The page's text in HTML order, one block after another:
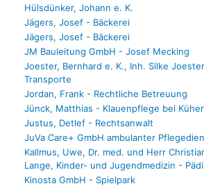
Hülsdünker, Johann e. K.
Jägers, Josef - Bäckerei
Jägers, Josef - Bäckerei
JM Bauleitung GmbH - Josef Mecking
Joester, Bernhard e. K., Inh. Silke
Transporte
Jordan, Frank - Rechtliche Betreuung
Jünck, Matthias - Klauenpflege bei
Justus, Detlef - Rechtsanwalt
JuVa Care+ GmbH ambulanter
Kallmus, Uwe, Dr. med. und Herr
Lange, Kinder- und Jugendmedizin -
Kinosta GmbH - Spielpark